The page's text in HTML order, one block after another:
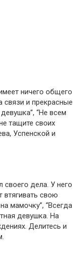
ничего общего
связи и прекрасные
“Не всем
тащите своих
Успенской и
своего дела. У него
втягивать свою
мамочку”, “Всегда
девушка. На
Делитесь и